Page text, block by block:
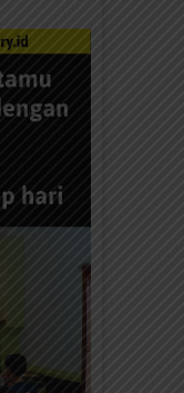
dan media